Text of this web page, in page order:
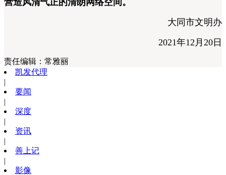
大同市文明办
2021年12月20日
责任编辑： 常雅丽
凯发代理
|
要闻
|
深度
|
资讯
|
善上记
|
影像